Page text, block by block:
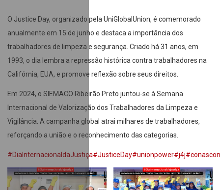
O Justice Day, organizado pela UniGlobalUnion, é comemorado
anualmente em 15 de junho e destaca a importância dos
trabalhadores de limpeza e segurança. Criado há 31 anos, em
1993, o dia lembra a repressão histórica contra trabalhadores na
Califórnia, EUA, e promove reflexão sobre seus direitos.
Em 2024, o SIEMACO Ribeirão Preto juntou-se à Semana
Internacional de Valorização dos Trabalhadores da Limpeza e
Vigilância. A campanha global atrai milhares de trabalhadores,
reforçando a união e o reconhecimento das categorias.
#DiaInternacionaldaJustiça#JusticeDay#unionpower#j4j